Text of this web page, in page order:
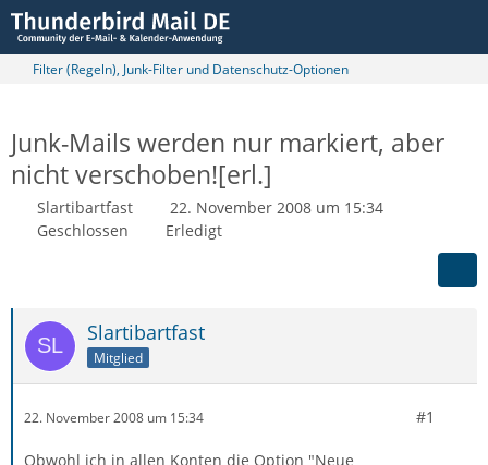
Filter (Regeln), Junk-Filter und Datenschutz-Optionen
Junk-Mails werden nur markiert, aber
nicht verschoben![erl.]
Slartibartfast
22. November 2008 um 15:34
Geschlossen
Erledigt
Slartibartfast
Mitglied
22. November 2008 um 15:34 #1
Obwohl ich in allen Konten die Option "Neue